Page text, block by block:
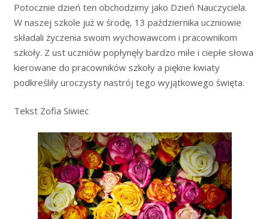
Potocznie dzień ten obchodzimy jako Dzień Nauczyciela.
W naszej szkole już w środę, 13 października uczniowie
składali życzenia swoim wychowawcom i pracownikom
szkoły. Z ust uczniów popłynęły bardzo miłe i ciepłe słowa
kierowane do pracowników szkoły a piękne kwiaty
podkreśliły uroczysty nastrój tego wyjątkowego święta.
Tekst Zofia Siwiec